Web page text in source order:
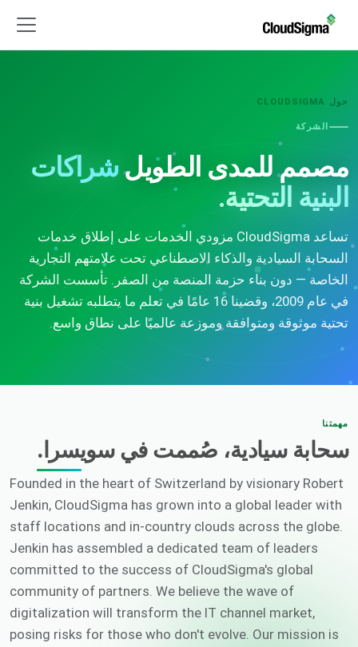
حول CLOUDSIGMA
الشركة
مصمم للمدى الطويلشراكات
البنية التحتية.
تساعد CloudSigma مزودي الخدمات على إطلاق خدمات
السحابة السيادية والذكاء الاصطناعي تحت علامتهم التجارية
الخاصة — دون بناء حزمة المنصة من الصفر. تأسست الشركة
في عام 2009، وقضينا 16 عامًا في تعلم ما يتطلبه تشغيل بنية
تحتية موثوقة ومتوافقة وموزعة عالميًا على نطاق واسع.
مهمتنا
سحابة سيادية، صُممت في سويسرا.
Founded in the heart of Switzerland by visionary Robert
Jenkin, CloudSigma has grown into a global leader with
staff locations and in-country clouds across the globe.
Jenkin has assembled a dedicated team of leaders
committed to the success of CloudSigma's global
community of partners. We believe the wave of
digitalization will transform the IT channel market,
posing risks for those who don't evolve. Our mission is